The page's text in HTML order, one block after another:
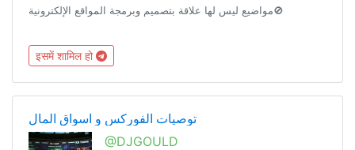
مواضيع ليس لها علاقة بتصميم وبرمجة المواقع الإلكترونية🚫
इसमें शामिल हो
توصيات الفوركس و اسواق المال
@DJGOULD